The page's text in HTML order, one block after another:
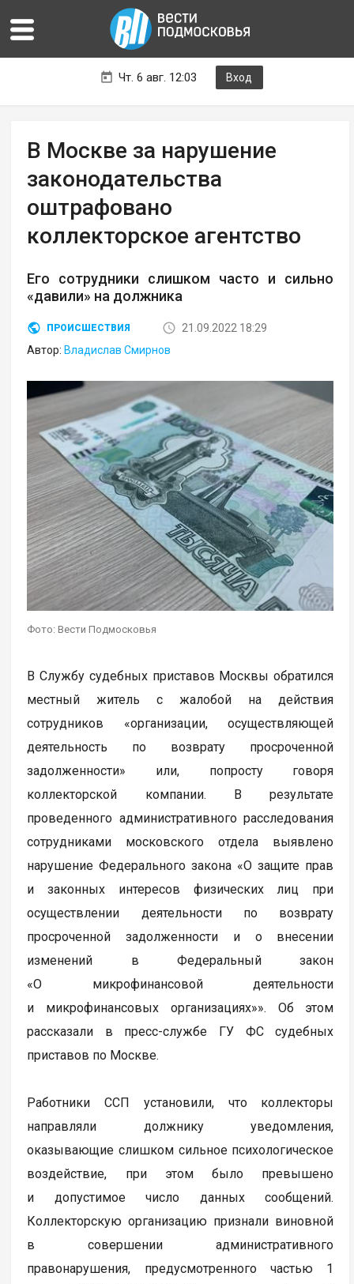
Чт. 6 авг. 12:03 Вход
В Москве за нарушение
законодательства
оштрафовано
коллекторское агентство
Его сотрудники слишком часто и сильно
«давили» на должника
ПРОИСШЕСТВИЯ
21.09.2022 18:29
Автор: Владислав Смирнов
Фото: Вести Подмосковья
В Службу судебных приставов Москвы обратился
местный житель с жалобой на действия
сотрудников «организации, осуществляющей
деятельность по возврату просроченной
задолженности» или, попросту говоря
коллекторской компании. В результате
проведенного административного расследования
сотрудниками московского отдела выявлено
нарушение Федерального закона «О защите прав
и законных интересов физических лиц при
осуществлении деятельности по возврату
просроченной задолженности и о внесении
изменений в Федеральный закон
«О микрофинансовой деятельности
и микрофинансовых организациях»». Об этом
рассказали в пресс-службе ГУ ФС судебных
приставов по Москве.
Работники ССП установили, что коллекторы
направляли должнику уведомления,
оказывающие слишком сильное психологическое
воздействие, при этом было превышено
и допустимое число данных сообщений.
Коллекторскую организацию признали виновной
в совершении административного
правонарушения, предусмотренного частью 1